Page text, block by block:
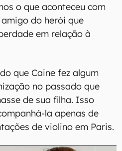
o que aconteceu com
amigo do herói que
em relação à
que Caine fez algum
no passado que
de sua filha. Isso
la apenas de
de violino em Paris.